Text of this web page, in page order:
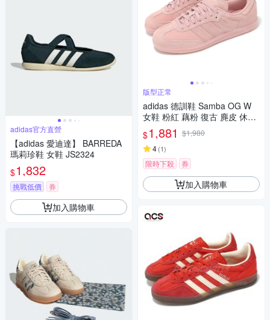
adidas官方直營
【adidas 愛迪達】 BARREDA
瑪莉珍鞋 女鞋 JS2324
$1,832
挑戰低價 券
加入購物車
版型正常
adidas 德訓鞋 Samba OG W
女鞋 粉紅 藕粉 復古 麂皮 休閒
鞋 愛迪達 JS0194
$1,881 $1,980
4(1)
限時下殺 券
加入購物車